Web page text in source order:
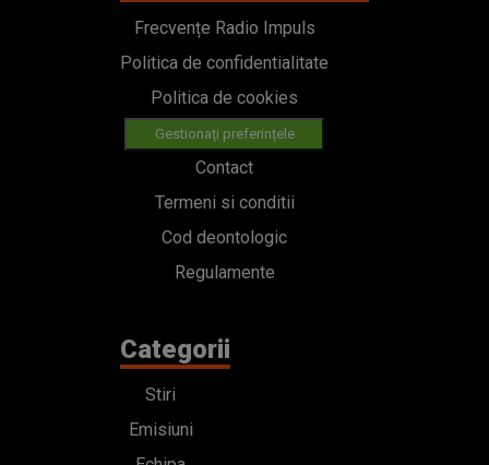
Frecvențe Radio Impuls
Politica de confidentialitate
Politica de cookies
Gestionați preferințele
Contact
Termeni si conditii
Cod deontologic
Regulamente
Categorii
Stiri
Emisiuni